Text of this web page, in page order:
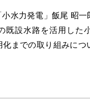
水力発電」飯尾 昭一
既設水路を活用した
までの取り組みにつ